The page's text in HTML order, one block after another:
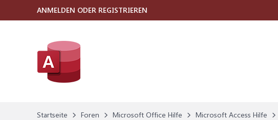
Startseite Foren Microsoft Office Hilfe Microsoft Access Hilfe
ANMELDEN ODER REGISTRIEREN